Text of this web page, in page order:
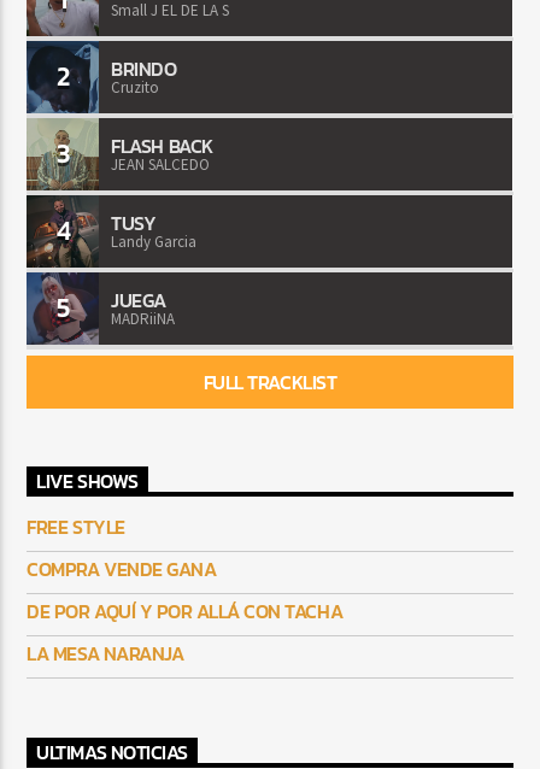
Small J EL DE LA S
2 BRINDO
Cruzito
3 FLASH BACK
JEAN SALCEDO
4 TUSY
Landy Garcia
5 JUEGA
MADRiiNA
FULL TRACKLIST
LIVE SHOWS
FREE STYLE
COMPRA VENDE GANA
DE POR AQUÍ Y POR ALLÁ CON TACHA
LA MESA NARANJA
ULTIMAS NOTICIAS